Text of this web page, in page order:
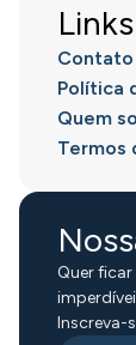
Contato
Política
Quem
Termos
Quer
Inscreva-